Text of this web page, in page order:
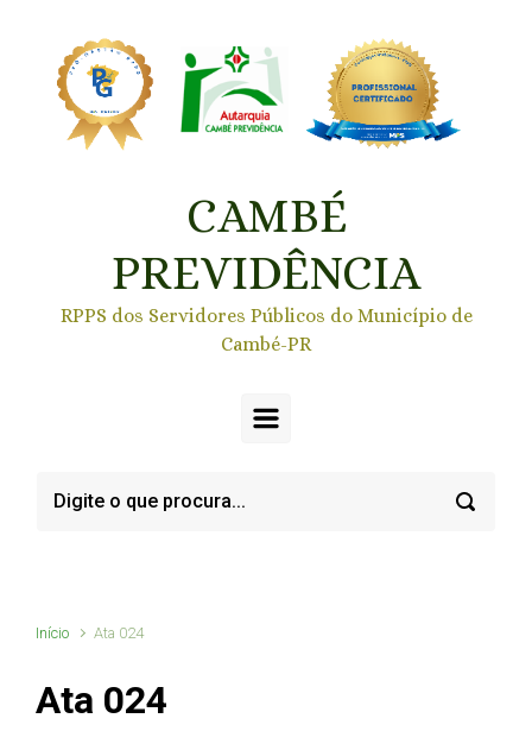
CAMBÉ
PREVIDÊNCIA
RPPS dos Servidores Públicos do Município de
Cambé-PR
Início Ata 024
Ata 024